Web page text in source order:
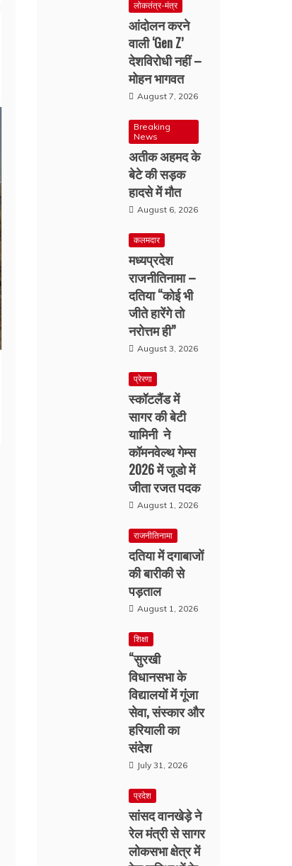
लोकतंत्र-मंत्र
आंदोलन करने
वाली ‘Gen Z’
देशविरोधी नहीं –
मोहन भागवत
August 7, 2026
Breaking
News
अतीक अहमद के
बेटे की सड़क
हादसे में मौत
August 6, 2026
कलमदार
मध्यप्रदेश
राजनीतिनामा –
दतिया “कोई भी
जीते हारेंगे तो
नरोत्तम ही”
August 3, 2026
प्रेरणा
स्कॉटलैंड में
सागर की बेटी
यामिनी ने
कॉमनवेल्थ गेम्स
2026 में जूडो में
जीता रजत पदक
August 1, 2026
राजनीतिनामा
दतिया में दगाबाजों
की बारीकी से
पड़ताल
August 1, 2026
शिक्षा
“सुरखी
विधानसभा के
विद्यालयों में गूंजा
सेवा, संस्कार और
हरियाली का
संदेश
July 31, 2026
प्रदेश
सांसद वानखेड़े ने
रेल मंत्री से सागर
लोकसभा क्षेत्र में